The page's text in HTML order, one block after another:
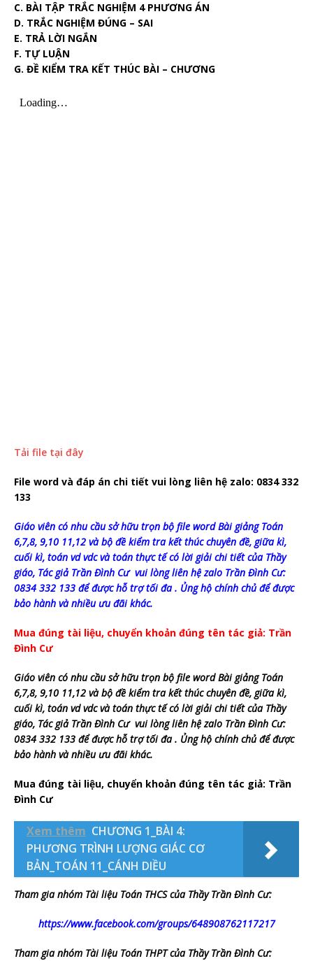
C. BÀI TẬP TRẮC NGHIỆM 4 PHƯƠNG ÁN
D. TRẮC NGHIỆM ĐÚNG – SAI
E. TRẢ LỜI NGẮN
F. TỰ LUẬN
G. ĐỀ KIỂM TRA KẾT THÚC BÀI – CHƯƠNG
Tải file tại đây
File word và đáp án chi tiết vui lòng liên hệ zalo: 0834 332
133
Giáo viên có nhu cầu sở hữu trọn bộ file word Bài giảng Toán
6,7,8, 9,10 11,12 và bộ đề kiểm tra kết thúc chuyên đề, giữa kì,
cuối kì, toán vd vdc và toán thực tế có lời giải chi tiết của Thầy
giáo, Tác giả Trần Đình Cư vui lòng liên hệ zalo Trần Đình Cư:
0834 332 133 để được hỗ trợ tối đa . Ủng hộ chính chủ để được
bảo hành và nhiều ưu đãi khác.
Mua đúng tài liệu, chuyển khoản đúng tên tác giả: Trần
Đình Cư
Giáo viên có nhu cầu sở hữu trọn bộ file word Bài giảng Toán
6,7,8, 9,10 11,12 và bộ đề kiểm tra kết thúc chuyên đề, giữa kì,
cuối kì, toán vd vdc và toán thực tế có lời giải chi tiết của Thầy
giáo, Tác giả Trần Đình Cư vui lòng liên hệ zalo Trần Đình Cư:
0834 332 133 để được hỗ trợ tối đa . Ủng hộ chính chủ để được
bảo hành và nhiều ưu đãi khác.
Mua đúng tài liệu, chuyển khoản đúng tên tác giả: Trần
Đình Cư
Xem thêm CHƯƠNG 1_BÀI 4:
PHƯƠNG TRÌNH LƯỢNG GIÁC CƠ
BẢN_TOÁN 11_CÁNH DIỀU
Tham gia nhóm Tài liệu Toán THCS của Thầy Trần Đình Cư:
https://www.facebook.com/groups/648908762117217
Tham gia nhóm Tài liệu Toán THPT của Thầy Trần Đình Cư: